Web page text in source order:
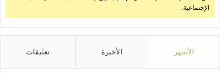
ز
ة
الإجتماعية.
الأشهر الأخيرة تعليقات